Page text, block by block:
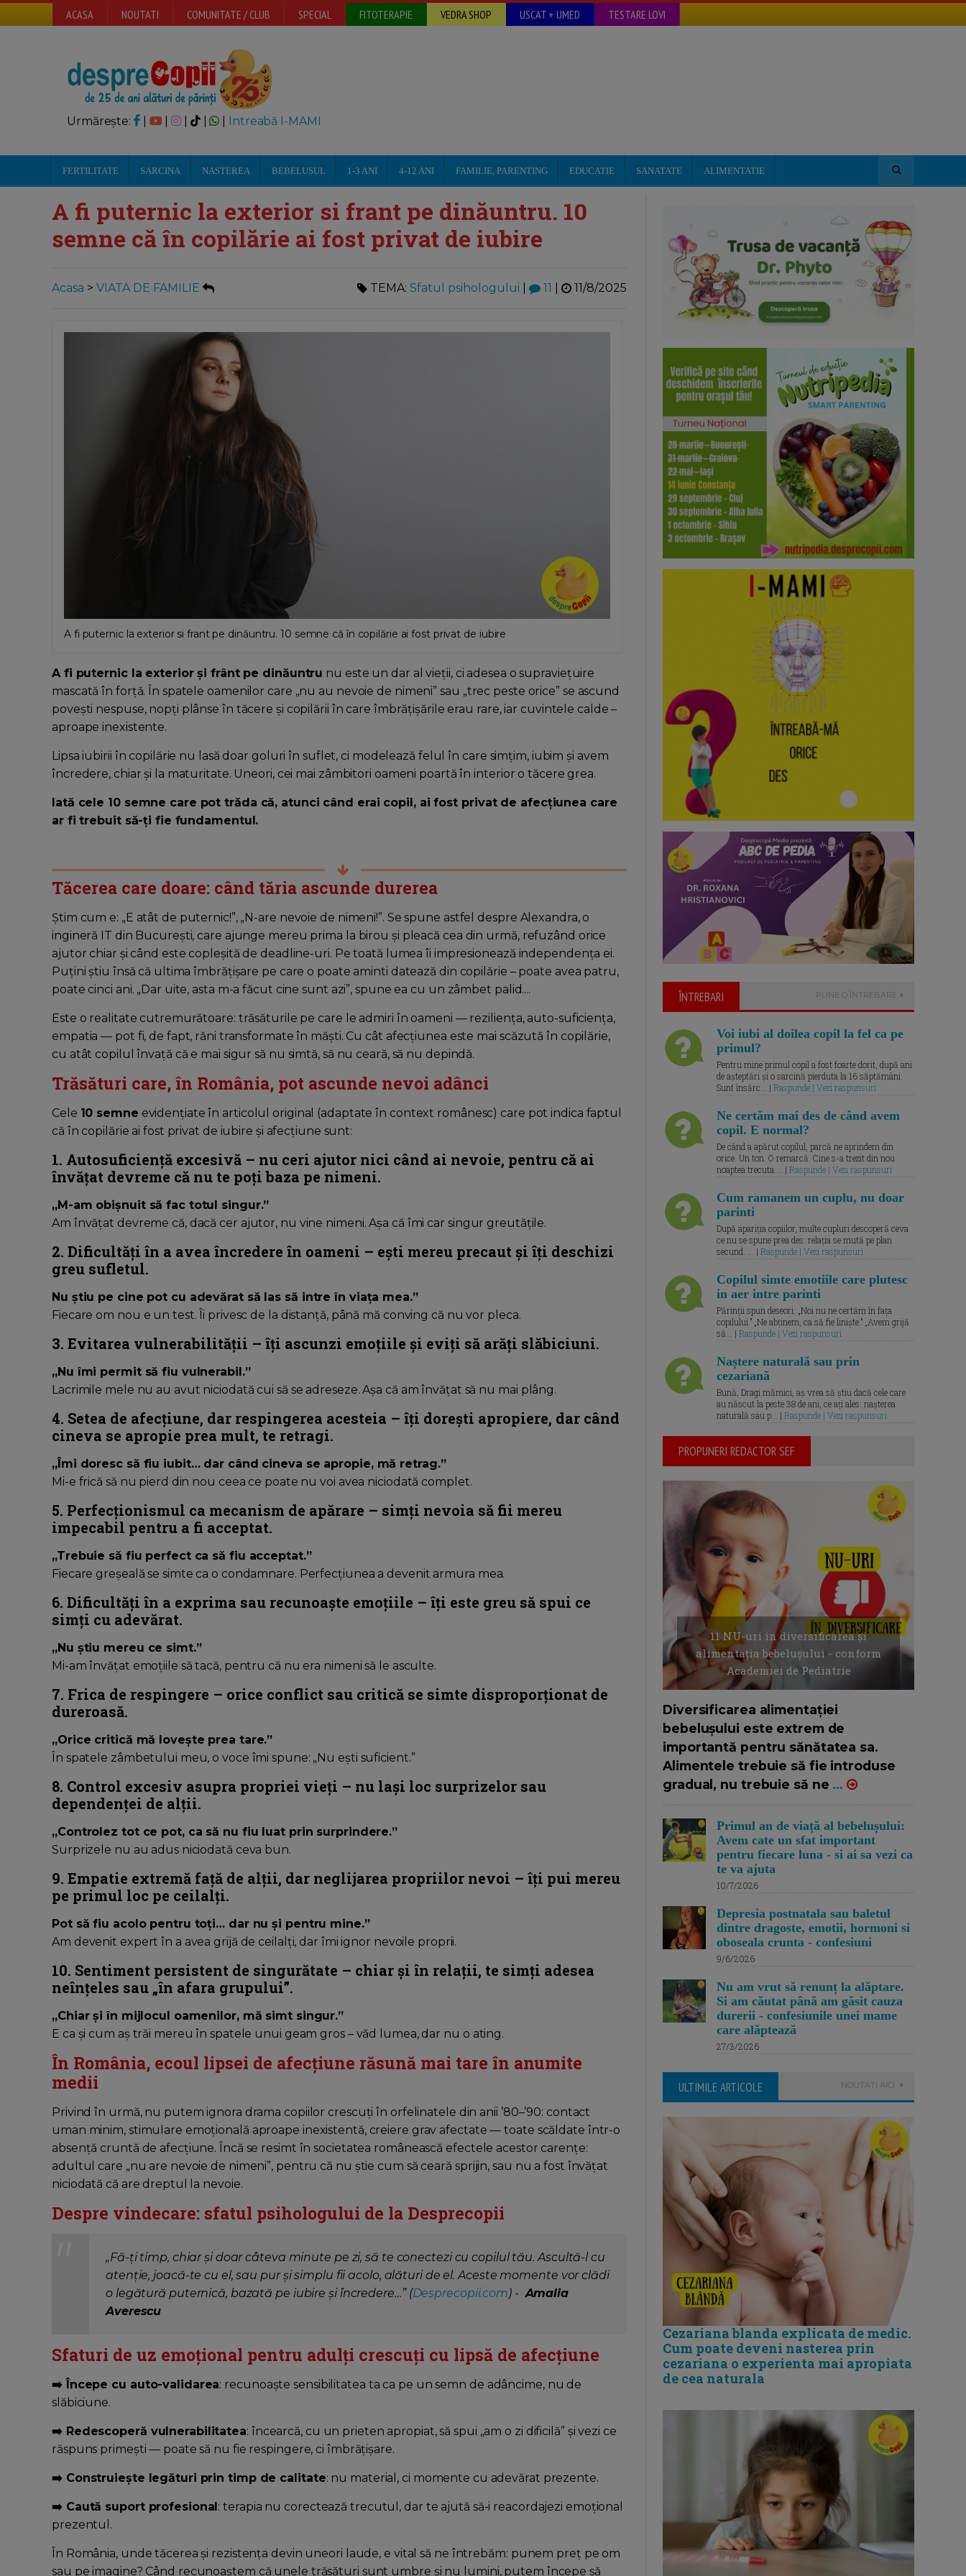
ACASA NOUTATI COMUNITATE / CLUB SPECIAL FITOTERAPIE VEDRA SHOP USCAT + UMED TESTARE LOVI
Urmărește: | | Intreabă I-MAMI
FERTILITATE SARCINA NASTEREA BEBELUSUL 1-3 ANI 4-12 ANI FAMILIE, PARENTING EDUCATIE SANATATE ALIMENTATIE
A fi puternic la exterior si frant pe dinăuntru. 10
semne că în copilărie ai fost privat de iubire
Acasa > VIATA DE FAMILIE TEMA: Sfatul psihologului 11 11/8/2025
A fi puternic la exterior si frant pe dinăuntru. 10 semne că în copilărie ai fost privat de iubire
A fi puternic la exterior și frânt pe dinăuntru nu este un dar al vieții, ci adesea o supraviețuire
mascată în forță. În spatele oamenilor care „nu au nevoie de nimeni” sau „trec peste orice” se ascund
povești nespuse, nopți plânse în tăcere și copilării în care îmbrățișările erau rare, iar cuvintele calde –
aproape inexistente.
Lipsa iubirii în copilărie nu lasă doar goluri în suflet, ci modelează felul în care simțim, iubim și avem
încredere, chiar și la maturitate. Uneori, cei mai zâmbitori oameni poartă în interior o tăcere grea.
Iată cele 10 semne care pot trăda că, atunci când erai copil, ai fost privat de afecțiunea care
ar fi trebuit să-ți fie fundamentul.
Tăcerea care doare: când tăria ascunde durerea
Știm cum e: „E atât de puternic!”, „N-are nevoie de nimeni!”. Se spune astfel despre Alexandra, o
ingineră IT din București, care ajunge mereu prima la birou și pleacă cea din urmă, refuzând orice
ajutor chiar și când este copleșită de deadline-uri. Pe toată lumea îi impresionează independența ei.
Puțini știu însă că ultima îmbrățișare pe care o poate aminti datează din copilărie – poate avea patru,
poate cinci ani. „Dar uite, asta m-a făcut cine sunt azi”, spune ea cu un zâmbet palid....
Este o realitate cutremurătoare: trăsăturile pe care le admiri în oameni — reziliența, auto-suficiența,
empatia — pot fi, de fapt, răni transformate în măști. Cu cât afecțiunea este mai scăzută în copilărie,
cu atât copilul învață că e mai sigur să nu simtă, să nu ceară, să nu depindă.
Trăsături care, în România, pot ascunde nevoi adânci
Cele 10 semne evidențiate în articolul original (adaptate în context românesc) care pot indica faptul
că în copilărie ai fost privat de iubire și afecțiune sunt:
1. Autosuficiență excesivă – nu ceri ajutor nici când ai nevoie, pentru că ai
învățat devreme că nu te poți baza pe nimeni.
„M-am obișnuit să fac totul singur.”
Am învățat devreme că, dacă cer ajutor, nu vine nimeni. Așa că îmi car singur greutățile.
2. Dificultăți în a avea încredere în oameni – ești mereu precaut și îți deschizi
greu sufletul.
Nu știu pe cine pot cu adevărat să las să intre în viața mea.”
Fiecare om nou e un test. Îi privesc de la distanță, până mă conving că nu vor pleca.
3. Evitarea vulnerabilității – îți ascunzi emoțiile și eviți să arăți slăbiciuni.
„Nu îmi permit să fiu vulnerabil.”
Lacrimile mele nu au avut niciodată cui să se adreseze. Așa că am învățat să nu mai plâng.
4. Setea de afecțiune, dar respingerea acesteia – îți dorești apropiere, dar când
cineva se apropie prea mult, te retragi.
„Îmi doresc să fiu iubit… dar când cineva se apropie, mă retrag.”
Mi-e frică să nu pierd din nou ceea ce poate nu voi avea niciodată complet.
5. Perfecționismul ca mecanism de apărare – simți nevoia să fii mereu
impecabil pentru a fi acceptat.
„Trebuie să fiu perfect ca să fiu acceptat.”
Fiecare greșeală se simte ca o condamnare. Perfecțiunea a devenit armura mea.
6. Dificultăți în a exprima sau recunoaște emoțiile – îți este greu să spui ce
simți cu adevărat.
„Nu știu mereu ce simt.”
Mi-am învățat emoțiile să tacă, pentru că nu era nimeni să le asculte.
7. Frica de respingere – orice conflict sau critică se simte disproporționat de
dureroasă.
„Orice critică mă lovește prea tare.”
În spatele zâmbetului meu, o voce îmi spune: „Nu ești suficient.”
8. Control excesiv asupra propriei vieți – nu lași loc surprizelor sau
dependenței de alții.
„Controlez tot ce pot, ca să nu fiu luat prin surprindere.”
Surprizele nu au adus niciodată ceva bun.
9. Empatie extremă față de alții, dar neglijarea propriilor nevoi – îți pui mereu
pe primul loc pe ceilalți.
Pot să fiu acolo pentru toți… dar nu și pentru mine.”
Am devenit expert în a avea grijă de ceilalți, dar îmi ignor nevoile proprii.
10. Sentiment persistent de singurătate – chiar și în relații, te simți adesea
neînțeles sau „în afara grupului”.
„Chiar și în mijlocul oamenilor, mă simt singur.”
E ca și cum aș trăi mereu în spatele unui geam gros – văd lumea, dar nu o ating.
În România, ecoul lipsei de afecțiune răsună mai tare în anumite
medii
Privind în urmă, nu putem ignora drama copiilor crescuți în orfelinatele din anii ’80–’90: contact
uman minim, stimulare emoțională aproape inexistentă, creiere grav afectate — toate scăldate într-o
absență cruntă de afecțiune. Încă se resimt în societatea românească efectele acestor carențe:
adultul care „nu are nevoie de nimeni”, pentru că nu știe cum să ceară sprijin, sau nu a fost învățat
niciodată că are dreptul la nevoie.
Despre vindecare: sfatul psihologului de la Desprecopii
„Fă-ți timp, chiar și doar câteva minute pe zi, să te conectezi cu copilul tău. Ascultă-l cu
atenție, joacă-te cu el, sau pur și simplu fii acolo, alături de el. Aceste momente vor clădi
o legătură puternică, bazată pe iubire și încredere…” (Desprecopii.com) - Amalia
Averescu
Sfaturi de uz emoțional pentru adulți crescuți cu lipsă de afecțiune
➡️ Începe cu auto-validarea: recunoaște sensibilitatea ta ca pe un semn de adâncime, nu de
slăbiciune.
➡️ Redescoperă vulnerabilitatea: încearcă, cu un prieten apropiat, să spui „am o zi dificilă” și vezi ce
răspuns primești — poate să nu fie respingere, ci îmbrățișare.
➡️ Construiește legături prin timp de calitate: nu material, ci momente cu adevărat prezente.
➡️ Caută suport profesional : terapia nu corectează trecutul, dar te ajută să-i reacordajezi emoțional
prezentul.
În România, unde tăcerea și rezistența devin uneori laude, e vital să ne întrebăm: punem preț pe om
sau pe imagine? Când recunoaștem că unele trăsături sunt umbre și nu lumini, putem începe să
ÎNTREBARI PUNE O ÎNTREBARE
Voi iubi al doilea copil la fel ca pe
primul?
Pentru mine primul copil a fost foarte dorit, după ani
de așteptări și o sarcină pierduta la 16 săptămâni.
Sunt însărc... | Raspunde | Vezi raspunsuri
Ne certăm mai des de când avem
copil. E normal?
De când a apărut copilul, parcă ne aprindem din
orice. Un ton. O remarcă. Cine s-a trezit din nou
noaptea trecuta.... | Raspunde | Vezi raspunsuri
Cum ramanem un cuplu, nu doar
parinti
După apariția copiilor, multe cupluri descoperă ceva
ce nu se spune prea des: relația se mută pe plan
secund. ... | Raspunde | Vezi raspunsuri
Copilul simte emotiile care plutesc
in aer intre parinti
Părinții spun deseori: „Noi nu ne certăm în fața
copilului.” „Ne abținem, ca să fie liniște.” „Avem grijă
să... | Raspunde | Vezi raspunsuri
Naștere naturală sau prin
cezariană
Bună, Dragi mămici, aș vrea să știu dacă cele care
au născut la peste 38 de ani, ce ați ales: nașterea
naturală sau p... | Raspunde | Vezi raspunsuri
PROPUNERI REDACTOR SEF
11 NU-uri in diversificarea și
alimentația bebelușului - conform
Academiei de Pediatrie
Diversificarea alimentației
bebelușului este extrem de
importantă pentru sănătatea sa.
Alimentele trebuie să fie introduse
gradual, nu trebuie să ne ...
Primul an de viață al bebelușului:
Avem cate un sfat important
pentru fiecare luna - si ai sa vezi ca
te va ajuta
10/7/2026
Depresia postnatala sau baletul
dintre dragoste, emotii, hormoni si
oboseala crunta - confesiuni
9/6/2026
Nu am vrut să renunț la alăptare.
Si am căutat până am găsit cauza
durerii - confesiunile unei mame
care alăptează
27/3/2026
ULTIMILE ARTICOLE NOUTATI AICI
Cezariana blanda explicata de medic.
Cum poate deveni nasterea prin
cezariana o experienta mai apropiata
de cea naturala